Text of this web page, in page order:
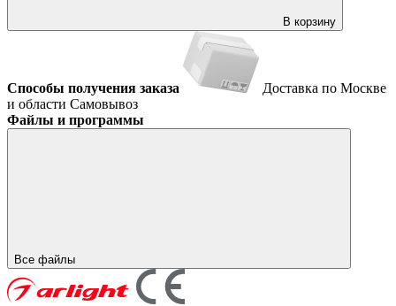
В корзину
Способы получения заказа
Доставка по Москве
и области Самовывоз
Файлы и программы
Все файлы